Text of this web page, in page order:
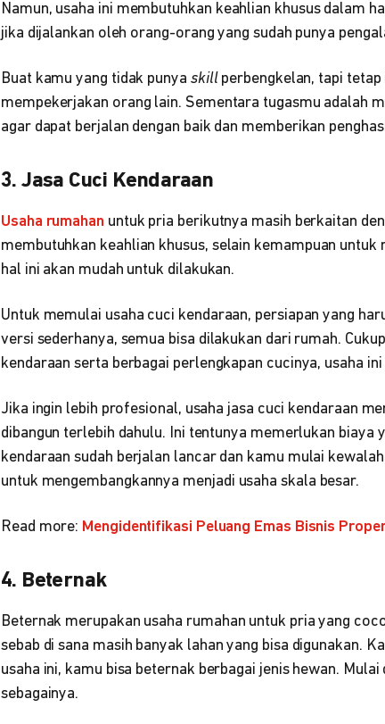
Namun, usaha ini membutuhkan keahlian khusus dalam
jika dijalankan oleh orang-orang yang sudah punya
Buat kamu yang tidak punya skillperbengkelan, tapi tetap
mempekerjakan orang lain. Sementara tugasmu adalah
agar dapat berjalan dengan baik dan memberikan
3. Jasa Cuci Kendaraan
Usaha rumahan untuk pria berikutnya masih berkaitan
membutuhkan keahlian khusus, selain kemampuan
hal ini akan mudah untuk dilakukan.
Untuk memulai usaha cuci kendaraan, persiapan yang
versi sederhanya, semua bisa dilakukan dari rumah.
kendaraan serta berbagai perlengkapan cucinya, usaha
Jika ingin lebih profesional, usaha jasa cuci kendaraan
dibangun terlebih dahulu. Ini tentunya memerlukan biaya
kendaraan sudah berjalan lancar dan kamu mulai
untuk mengembangkannya menjadi usaha skala besar.
Read more: Mengidentifikasi Peluang Emas Bisnis
4. Beternak
Beternak merupakan usaha rumahan untuk pria yang
sebab di sana masih banyak lahan yang bisa digunakan.
usaha ini, kamu bisa beternak berbagai jenis hewan.
sebagainya.